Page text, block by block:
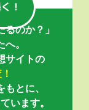
のか？」
。
サイトの
とに、
います。